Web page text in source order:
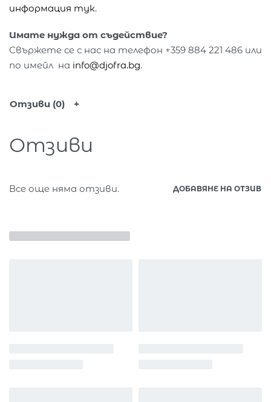
информация тук.
Имате нужда от съдействие?
Свържете се с нас на телефон +359 884 221 486 или
по имейл на info@djofra.bg.
Отзиви (0)
Отзиви
Все още няма отзиви. ДОБАВЯНЕ НА ОТЗИВ